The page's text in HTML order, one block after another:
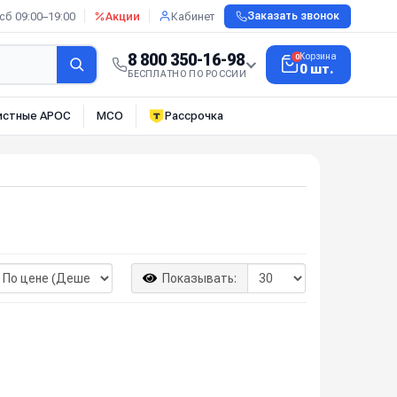
09:00–19:00 Акции Кабинет Заказать звонок
8 800 350-16-98
БЕСПЛАТНО ПО РОССИИ
0Корзина
0 шт.
АРОС МСО Рассрочка
Показывать: